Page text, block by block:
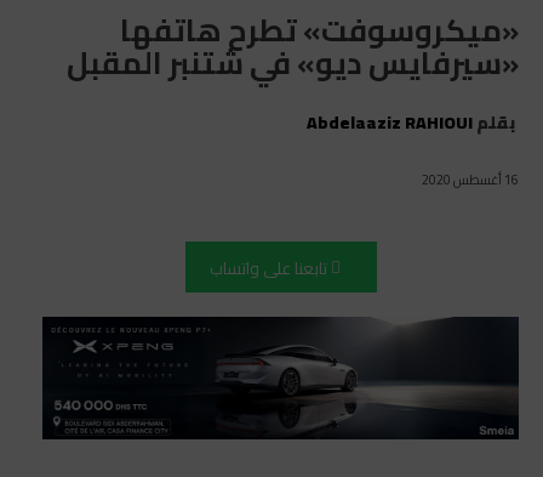
«ميكروسوفت» تطرح هاتفها
«سيرفايس ديو» في شتنبر المقبل
بقلمAbdelaaziz RAHIOUI
16 أغسطس 2020
تابعنا على واتساب